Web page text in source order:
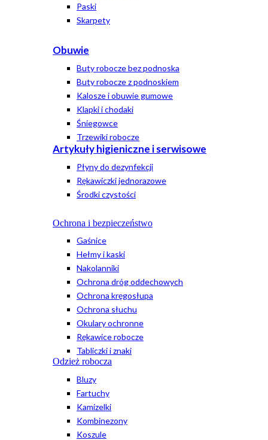
Paski
Skarpety
Obuwie
Buty robocze bez podnoska
Buty robocze z podnoskiem
Kalosze i obuwie gumowe
Klapki i chodaki
Śniegowce
Trzewiki robocze
Artykuły higieniczne i serwisowe
Płyny do dezynfekcji
Rękawiczki jednorazowe
Środki czystości
Ochrona i bezpieczeństwo
Gaśnice
Hełmy i kaski
Nakolanniki
Ochrona dróg oddechowych
Ochrona kręgosłupa
Ochrona słuchu
Okulary ochronne
Rękawice robocze
Tabliczki i znaki
Odzież robocza
Bluzy
Fartuchy
Kamizelki
Kombinezony
Koszule